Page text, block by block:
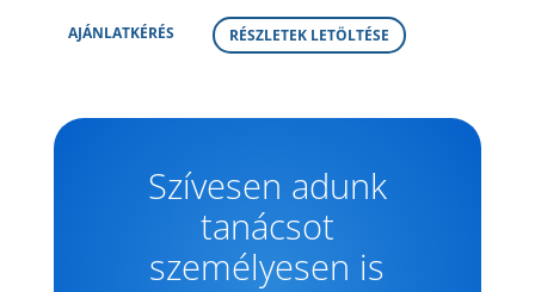
AJÁNLATKÉRÉS RÉSZLETEK LETÖLTÉSE
Szívesen adunk
tanácsot
személyesen is